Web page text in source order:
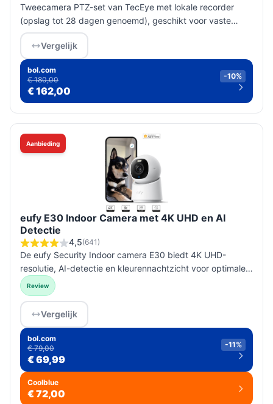
Tweecamera PTZ-set van TecEye met lokale recorder
(opslag tot 28 dagen genoemd), geschikt voor vaste
netstroominstallaties binnen en buiten; controleer
recordercapaciteit en draadl...
Vergelijk
bol.com
€ 180,00
€ 162,00
-10%
Aanbieding
eufy E30 Indoor Camera met 4K UHD en AI
Detectie
4,5(641)
De eufy Security Indoor camera E30 biedt 4K UHD-
resolutie, AI-detectie en kleurennachtzicht voor optimale
binnenbewaking zonder abonnementskosten.
Review
Vergelijk
bol.com
€ 79,00
€ 69,99
-11%
Coolblue
€ 72,00